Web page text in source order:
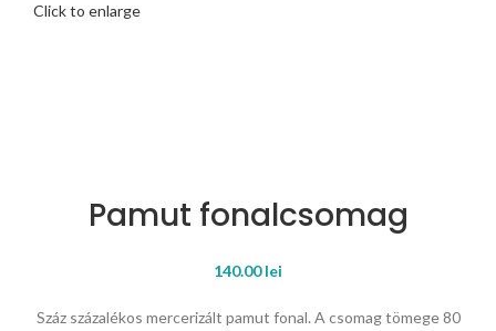
Click to enlarge
Pamut fonalcsomag
140.00lei
Száz százalékos mercerizált pamut fonal. A csomag tömege 80